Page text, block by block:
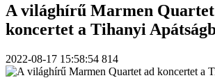
A világhírű Marmen
koncertet a Tihanyi
2022-08-17 15:58:54 814